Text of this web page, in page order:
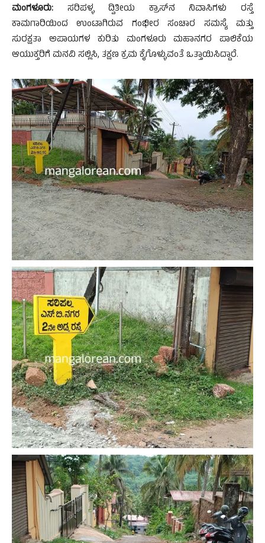
ಮಂಗಳೂರು: ಸರಿಪಳ್ಳ ದ್ವಿತೀಯ ಕ್ರಾಸ್‌ನ ನಿವಾಸಿಗಳು ರಸ್ತೆ
ಕಾಮಗಾರಿಯಿಂದ ಉಂಟಾಗಿರುವ ಗಂಭೀರ ಸಂಚಾರ ಸಮಸ್ಯೆ ಮತ್ತು
ಸುರಕ್ಷತಾ ಅಪಾಯಗಳ ಕುರಿತು ಮಂಗಳೂರು ಮಹಾನಗರ ಪಾಲಿಕೆಯ
ಆಯುಕ್ತರಿಗೆ ಮನವಿ ಸಲ್ಲಿಸಿ, ತಕ್ಷಣ ಕ್ರಮ ಕೈಗೊಳ್ಳುವಂತೆ ಒತ್ತಾಯಿಸಿದ್ದಾರೆ.